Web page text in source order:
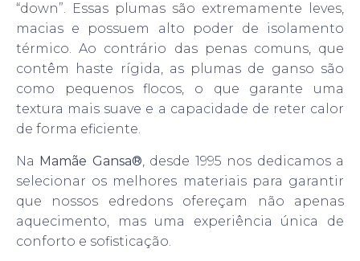
“down”. Essas plumas são extremamente leves,
macias e possuem alto poder de isolamento
térmico. Ao contrário das penas comuns, que
contêm haste rígida, as plumas de ganso são
como pequenos flocos, o que garante uma
textura mais suave e a capacidade de reter calor
de forma eficiente.
Na Mamãe Gansa® , desde 1995 nos dedicamos a
selecionar os melhores materiais para garantir
que nossos edredons ofereçam não apenas
aquecimento, mas uma experiência única de
conforto e sofisticação.